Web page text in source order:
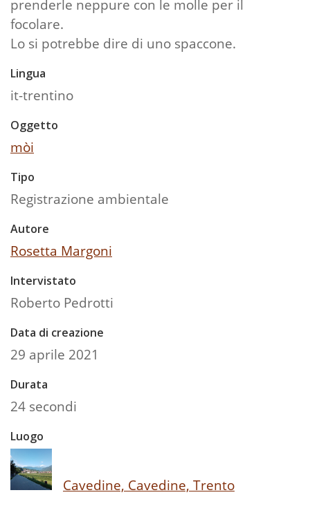
prenderle neppure con le molle per il
focolare.
Lo si potrebbe dire di uno spaccone.
Lingua
it-trentino
Oggetto
mòi
Tipo
Registrazione ambientale
Autore
Rosetta Margoni
Intervistato
Roberto Pedrotti
Data di creazione
29 aprile 2021
Durata
24 secondi
Luogo
Cavedine, Cavedine, Trento